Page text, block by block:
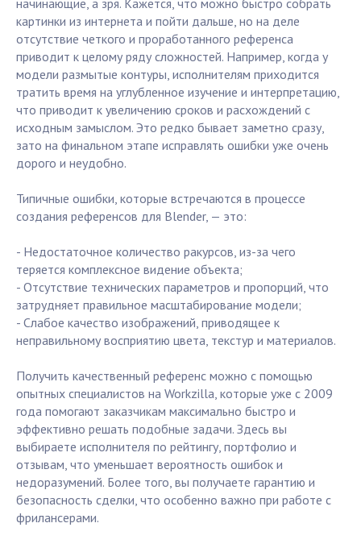
начинающие, а зря. Кажется, что можно быстро собрать
картинки из интернета и пойти дальше, но на деле
отсутствие четкого и проработанного референса
приводит к целому ряду сложностей. Например, когда у
модели размытые контуры, исполнителям приходится
тратить время на углубленное изучение и интерпретацию,
что приводит к увеличению сроков и расхождений с
исходным замыслом. Это редко бывает заметно сразу,
зато на финальном этапе исправлять ошибки уже очень
дорого и неудобно.
Типичные ошибки, которые встречаются в процессе
создания референсов для Blender, — это:
- Недостаточное количество ракурсов, из-за чего
теряется комплексное видение объекта;
- Отсутствие технических параметров и пропорций, что
затрудняет правильное масштабирование модели;
- Слабое качество изображений, приводящее к
неправильному восприятию цвета, текстур и материалов.
Получить качественный референс можно с помощью
опытных специалистов на Workzilla, которые уже с 2009
года помогают заказчикам максимально быстро и
эффективно решать подобные задачи. Здесь вы
выбираете исполнителя по рейтингу, портфолио и
отзывам, что уменьшает вероятность ошибок и
недоразумений. Более того, вы получаете гарантию и
безопасность сделки, что особенно важно при работе с
фрилансерами.